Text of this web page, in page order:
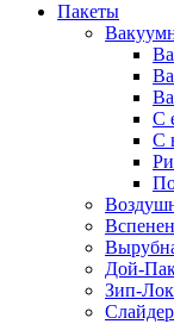
Пакеты
С
С
Дой-
Зип-Лок